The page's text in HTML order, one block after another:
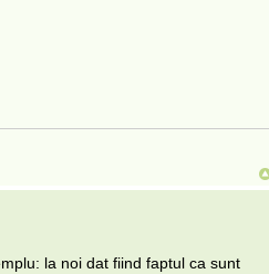
la noi dat fiind faptul ca sunt